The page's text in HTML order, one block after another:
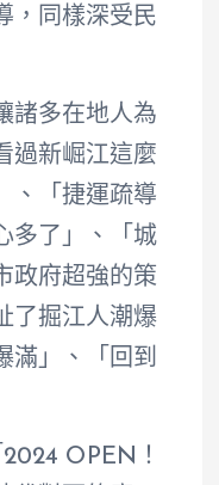
，同樣深受民
諸多在地人為
過新崛江這麼
、「捷運疏導
多了」、「城
政府超強的策
了掘江人潮爆
滿」、「回到
OPEN！